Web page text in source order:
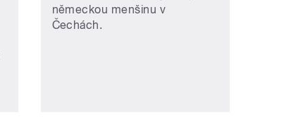
německou menšinu v
Čechách.